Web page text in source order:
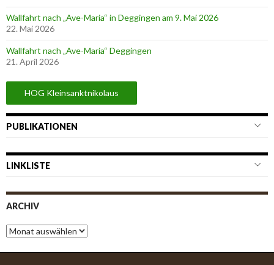
Wallfahrt nach „Ave-Maria“ in Deggingen am 9. Mai 2026
22. Mai 2026
Wallfahrt nach „Ave-Maria“ Deggingen
21. April 2026
HOG Kleinsanktnikolaus
PUBLIKATIONEN
LINKLISTE
ARCHIV
A
r
c